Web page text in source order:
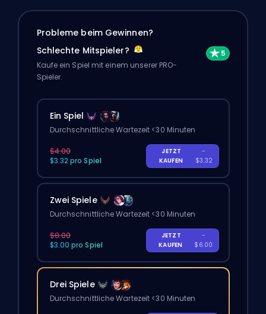
Probleme beim Gewinnen?
Schlechte Mitspieler?
Kaufe ein Spiel mit einem unserer PRO-
Spieler.
Ein Spiel
Durchschnittliche Wartezeit <30 Minuten
$4.00
$3.32 pro Spiel
JETZT
KAUFEN
-
$3.32
Zwei Spiele
Durchschnittliche Wartezeit <30 Minuten
$8.00
$3.00 pro Spiel
JETZT
KAUFEN
-
$6.00
Drei Spiele
Durchschnittliche Wartezeit <30 Minuten